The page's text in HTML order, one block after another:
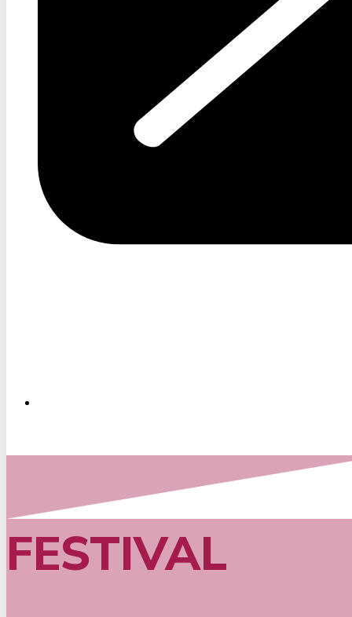
FESTIVAL